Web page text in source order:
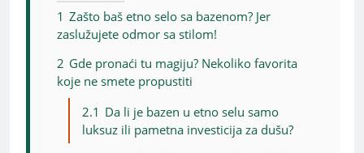
1 Zašto baš etno selo sa bazenom? Jer
zaslužujete odmor sa stilom!
2 Gde pronaći tu magiju? Nekoliko favorita
koje ne smete propustiti
2.1 Da li je bazen u etno selu samo
luksuz ili pametna investicija za dušu?